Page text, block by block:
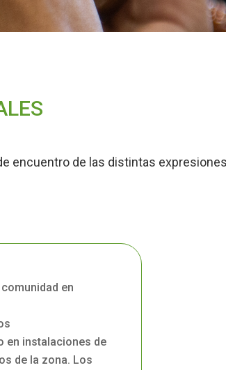
encuentro de las distintas
en
en instalaciones de
de la zona. Los